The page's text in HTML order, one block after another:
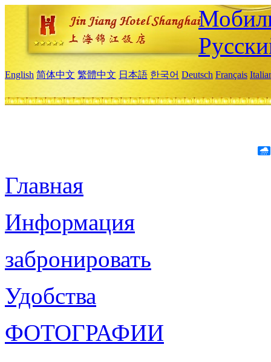
English 简体中文 繁體中文 日本語 한국어 Deutsch Français
Главная
Информация
забронировать
Удобства
ФОТОГРАФИИ